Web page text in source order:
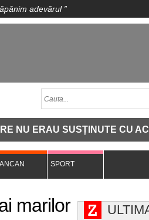
adevărul”
SUSȚINUTE CU ACTE ȘI
SPORT
marilor